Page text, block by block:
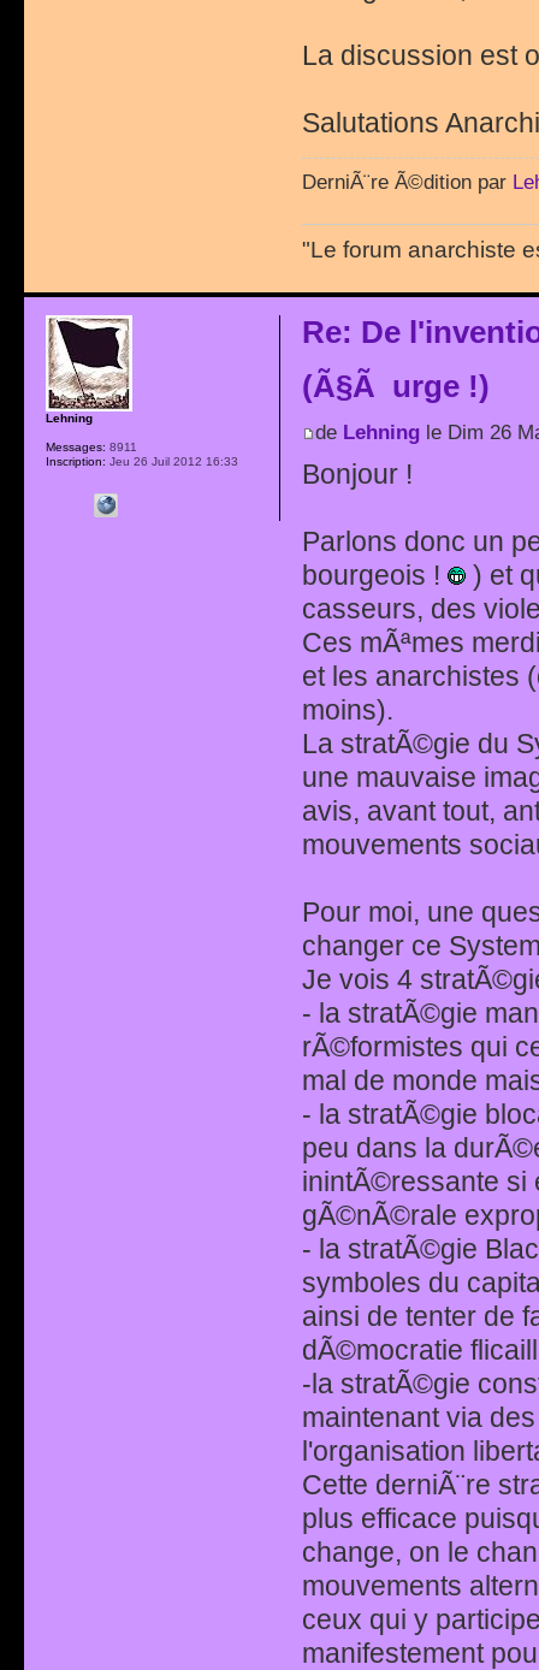
La discussion est
Salutations
DerniÃ¨re Ã©dition par
"Le forum anarchiste
Re: De
(Ã§Ã urge !)
de Lehningle Dim 26
Bonjour !
Parlons donc un
bourgeois !
) et
casseurs, des
Ces mÃªmes
et les anarchistes
moins).
La stratÃ©gie du
une mauvaise
avis, avant tout,
mouvements
Pour moi, une
changer ce
Je vois 4
- la stratÃ©gie
rÃ©formistes qui
mal de monde
- la stratÃ©gie
peu dans la
inintÃ©ressante si
gÃ©nÃ©rale
- la stratÃ©gie
symboles du
ainsi de tenter de
dÃ©mocratie
-la stratÃ©gie
maintenant via
l'organisation
Cette derniÃ¨re
plus efficace
change, on le
mouvements
ceux qui y
manifestement
Lehning
Messages: 8911
Inscription: Jeu 26 Juil 2012 16:33